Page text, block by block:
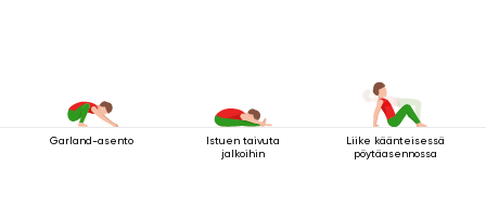
Garland-asento
Istuen taivuta
jalkoihin
Liike käänteisessä
pöytäasennossa